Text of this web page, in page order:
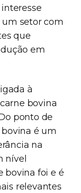
um setor com
que
em
à
bovina
ponto de
é um
na
nível
bovina foi e é
relevantes